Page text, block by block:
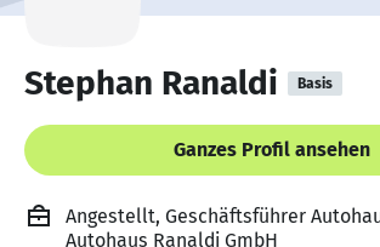
Stephan Ranaldi Basis
Ganzes Profil ansehen
Angestellt, Geschäftsführer
Autohaus Ranaldi GmbH